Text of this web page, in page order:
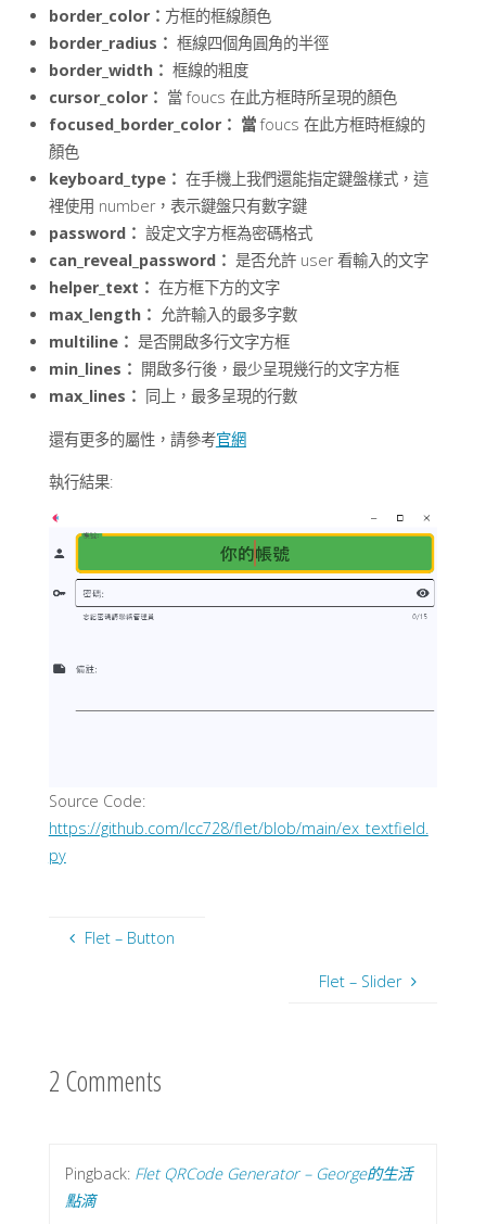
border_color： 方框的框線顏色
border_radius： 框線四個角圓角的半徑
border_width： 框線的粗度
cursor_color： 當 foucs 在此方框時所呈現的顏色
focused_border_color： 當foucs 在此方框時框線的
顏色
keyboard_type： 在手機上我們還能指定鍵盤樣式，這
裡使用 number，表示鍵盤只有數字鍵
password： 設定文字方框為密碼格式
can_reveal_password： 是否允許 user 看輸入的文字
helper_text： 在方框下方的文字
max_length： 允許輸入的最多字數
multiline： 是否開啟多行文字方框
min_lines： 開啟多行後，最少呈現幾行的文字方框
max_lines： 同上，最多呈現的行數
還有更多的屬性，請參考官網
執行結果:
Source Code:
https://github.com/lcc728/flet/blob/main/ex_textfield.
py
Flet – Button
Flet – Slider
2 Comments
Pingback: Flet QRCode Generator – George的生活
點滴